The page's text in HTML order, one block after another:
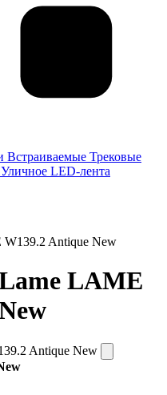
Встраиваемые Трековые
Уличное LED-лента
Antique New
LAME